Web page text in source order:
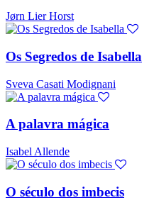
Jørn Lier Horst
Os Segredos de Isabella
Sveva Casati Modignani
A palavra mágica
Isabel Allende
O século dos imbecis